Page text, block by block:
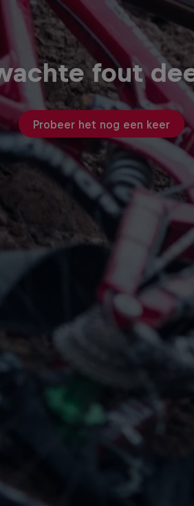
fout
Probeer het nog een keer